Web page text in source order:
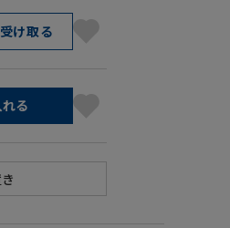
け取る
る